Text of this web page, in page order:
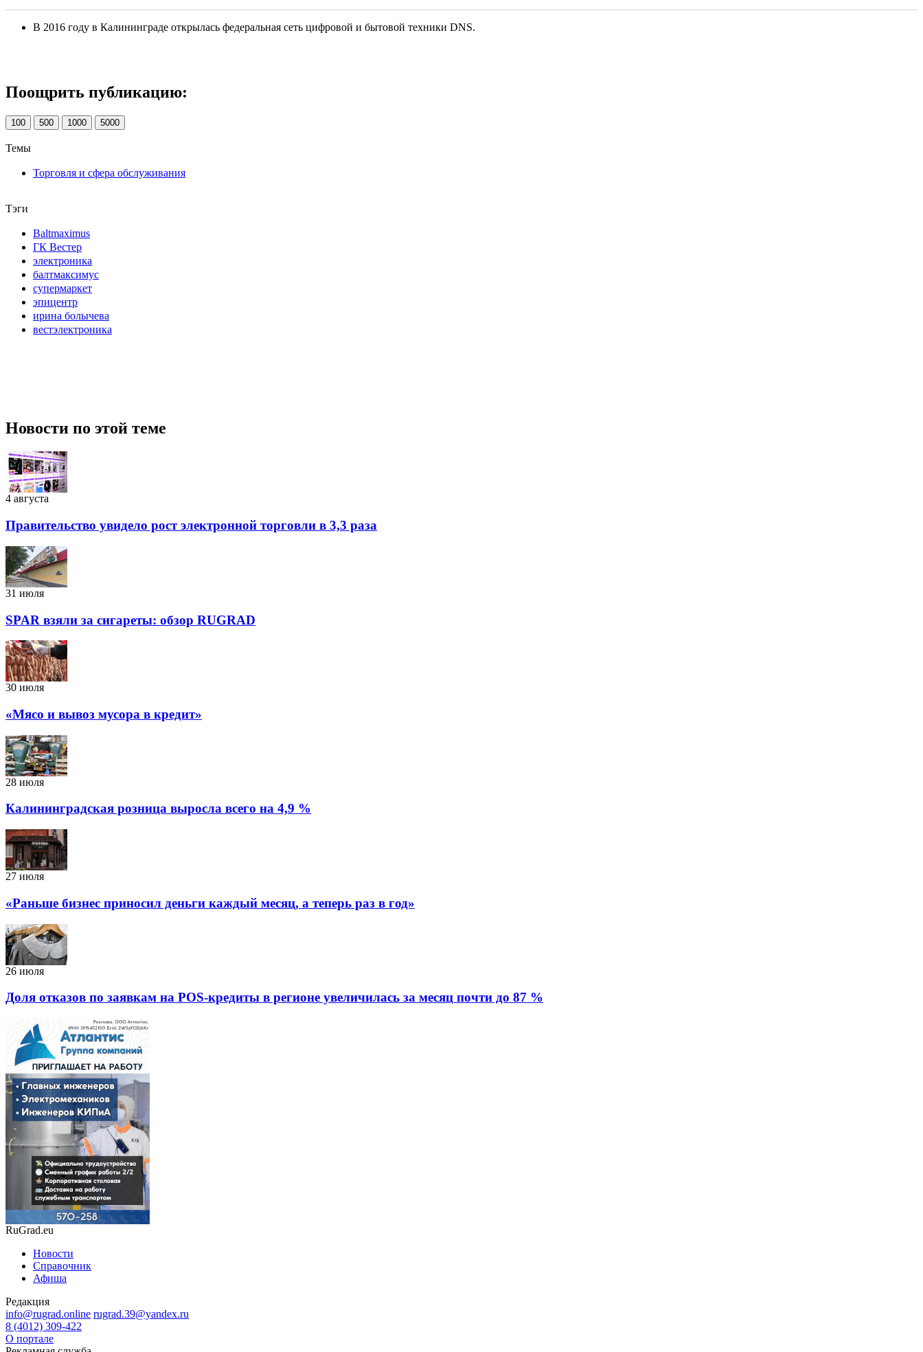
В 2016 году в Калининграде открылась федеральная сеть цифровой и бытовой техники DNS.
Поощрить публикацию:
100 500 1000 5000
Темы
Торговля и сфера обслуживания
Тэги
Baltmaximus
ГК Вестер
электроника
балтмаксимус
супермаркет
эпицентр
ирина болычева
вестэлектроника
Новости по этой теме
4 августа
Правительство увидело рост электронной торговли в 3,3 раза
31 июля
SPAR взяли за сигареты: обзор RUGRAD
30 июля
«Мясо и вывоз мусора в кредит»
28 июля
Калининградская розница выросла всего на 4,9 %
27 июля
«Раньше бизнес приносил деньги каждый месяц, а теперь раз в год»
26 июля
Доля отказов по заявкам на POS-кредиты в регионе увеличилась за месяц почти до 87 %
RuGrad.eu
Новости
Справочник
Афиша
Редакция
info@rugrad.online rugrad.39@yandex.ru
8 (4012) 309-422
О портале